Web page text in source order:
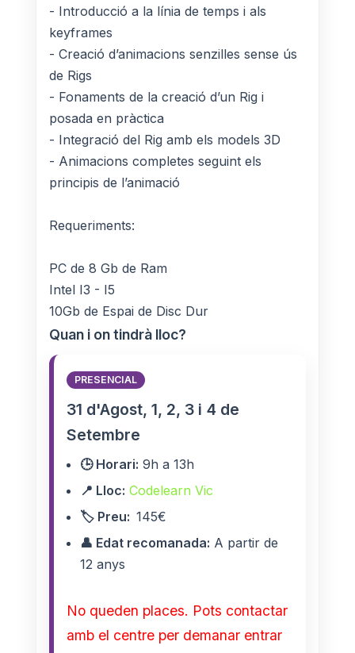
- Introducció a la línia de temps i als
keyframes
- Creació d’animacions senzilles sense ús
de Rigs
- Fonaments de la creació d’un Rig i
posada en pràctica
- Integració del Rig amb els models 3D
- Animacions completes seguint els
principis de l’animació
Requeriments:
PC de 8 Gb de Ram
Intel I3 - I5
10Gb de Espai de Disc Dur
Quan i on tindrà lloc?
PRESENCIAL
31 d'Agost, 1, 2, 3 i 4 de
Setembre
🕒 Horari: 9h a 13h
📍 Lloc: Codelearn Vic
🏷️ Preu: 145€
👤 Edat recomanada: A partir de
12 anys
No queden places. Pots contactar
amb el centre per demanar entrar